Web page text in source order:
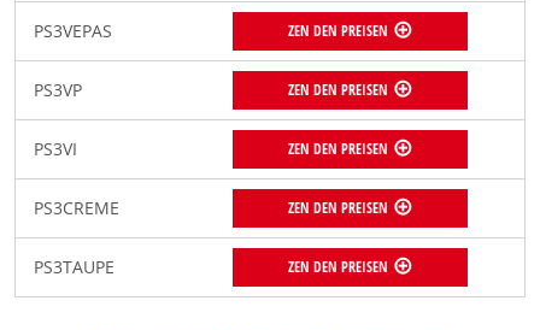
PS3VEPAS ZEN DEN PREISEN
PS3VP ZEN DEN PREISEN
PS3VI ZEN DEN PREISEN
PS3CREME ZEN DEN PREISEN
PS3TAUPE ZEN DEN PREISEN